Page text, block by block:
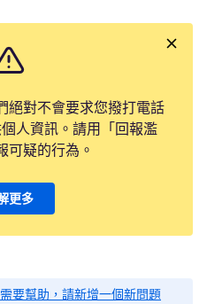
絕對不會要求您撥打電話
人資訊。請用「回報濫
可疑的行為。
更多
要幫助，請新增一個新問題